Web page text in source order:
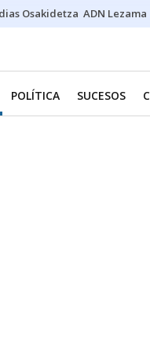
Osakidetza ADN Lezama
POLÍTICA SUCESOS